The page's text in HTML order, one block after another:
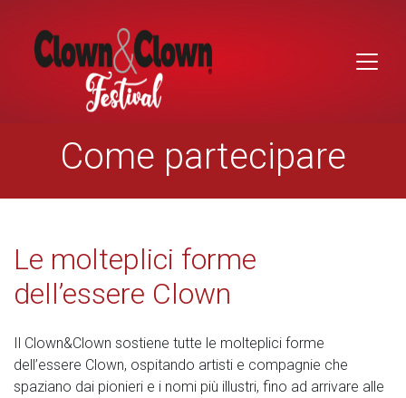
content
Come partecipare
Le molteplici forme
dell’essere Clown
Il Clown&Clown sostiene tutte le molteplici forme
dell’essere Clown, ospitando artisti e compagnie che
spaziano dai pionieri e i nomi più illustri, fino ad arrivare alle